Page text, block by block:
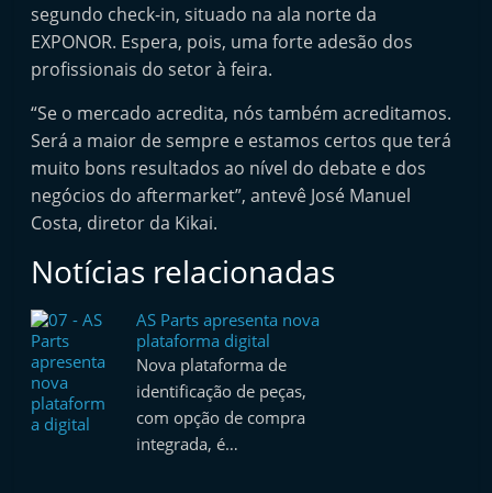
segundo check-in, situado na ala norte da
EXPONOR. Espera, pois, uma forte adesão dos
profissionais do setor à feira.
“Se o mercado acredita, nós também acreditamos.
Será a maior de sempre e estamos certos que terá
muito bons resultados ao nível do debate e dos
negócios do aftermarket”, antevê José Manuel
Costa, diretor da Kikai.
Notícias relacionadas
AS Parts apresenta nova
plataforma digital
Nova plataforma de
identificação de peças,
com opção de compra
integrada, é…